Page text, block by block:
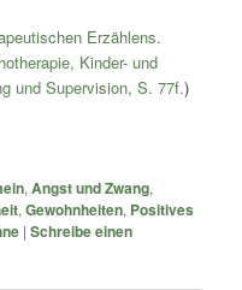
Erzählens.
Kinder- und
und Supervision, S. 77f.)
,Angst und Zwang,
,Gewohnheiten, Positives
|Schreibe einen